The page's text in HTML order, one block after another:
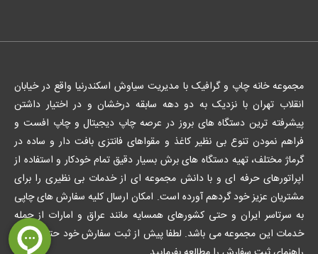
مجموعه خانه چاپ و گرافیک با مدیریت سیاوش اسکندرنیا واقع در خیابان
انقلاب تهران با نزدیک به دو دهه سابقه درخشان و در اختیار داشتن
پیشرفته ترین دستگاه های بروز در عرصه چاپ دیجیتال و چاپ افست و
فراهم نمودن تنوع بی نظیر کاغذ و مقواهای فانتزی بافت دار و ساده در
گرماژ مختلف، تهیه دستگاه های برش بسیار دقیق تمام خودکار و استفاده از
اپراتورهای حرفه ای و با دانش مجموعه ای از خدمات بی نظیری را برای
مشتریان عزیز خود گردهم آورده است. امکان ارسال کلیه سفارش های چاپی
به سرتاسر ایران و حتی کشورهای همسایه مانند عراق و امارات از جمله
خدمات این مجموعه می باشد. لطفا پیش از ثبت سفارش خود حتما صفحه